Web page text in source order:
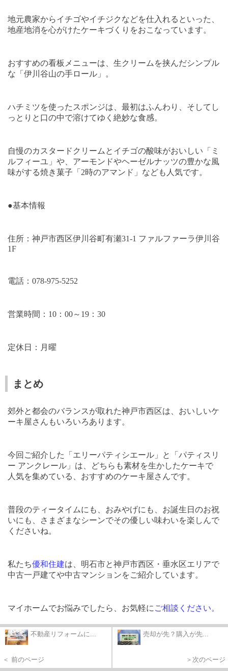
地元農家からイチゴやイチジクなどを仕入れるといった、
地産地消を心がけたケーキづくりをおこなっています。
おすすめの看板メニューは、生クリームを挟んだシンプル
な「伊川谷山の手ロール」。
ハチミツを使ったスポンジは、最初はふんわり、そしてし
っとりと口の中で溶けてゆく絶妙な食感。
自慢のカスタードクリームとイチゴの酸味がおいしい「ミ
ルフィーユ」や、アーモンドやヘーゼルナッツの豊かな風
味がする焼き菓子「 2時のアマンド」なども人気です。
●基本情報
住所：神戸市西区伊川谷町有瀬31-1 ファルファーラ伊川谷
1F
電話： 078-975-5252
営業時間： 10 ： 00～ 19 ： 30
定休日：月曜
まとめ
郊外と都会のバランスが取れた神戸市西区は、おいしいケ
ーキ屋さんもいろいろあります。
今回ご紹介した「エリーパティシエール」と「パティスリ
ー アンクレール」は、どちらも素材を生かしたケーキで
人気を集めている、おすすめのケーキ屋さんです。
普段のティータイムにも、おみやげにも、お誕生日のお祝
いにも、さまざまなシーンでその優しい味わいを楽しんで
くださいね。
私たち優和住建は、明石市と神戸市西区・垂水区エリアで
中古一戸建てや中古マンションをご紹介しています。
マイホームでお悩みでしたら、お気軽に ご相談ください。
不動産リフォームに...
＜ 前のページ
売却が先？購入が先...
＞次のページ